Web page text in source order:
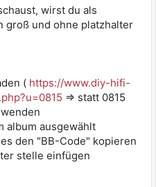
wirst du als
groß und ohne platzhalter
( https://www.diy-hifi-
=> statt 0815
album ausgewählt
den "BB-Code" kopieren
stelle einfügen